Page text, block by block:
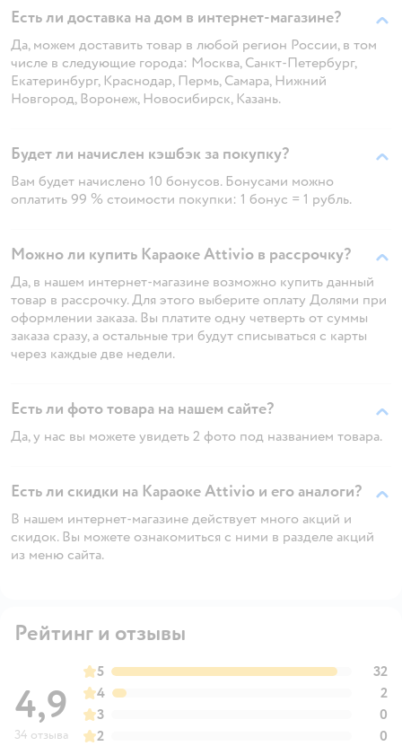
Есть ли доставка на дом в интернет-магазине?
Да, можем доставить товар в любой регион России, в том
числе в следующие города: Москва, Санкт-Петербург,
Екатеринбург, Краснодар, Пермь, Самара, Нижний
Новгород, Воронеж, Новосибирск, Казань.
Будет ли начислен кэшбэк за покупку?
Вам будет начислено 10 бонусов. Бонусами можно
оплатить 99 % стоимости покупки: 1 бонус = 1 рубль.
Можно ли купить Караоке Attivio в рассрочку?
Да, в нашем интернет-магазине возможно купить данный
товар в рассрочку. Для этого выберите оплату Долями при
оформлении заказа. Вы платите одну четверть от суммы
заказа сразу, а остальные три будут списываться с карты
через каждые две недели.
Есть ли фото товара на нашем сайте?
Да, у нас вы можете увидеть 2 фото под названием товара.
Есть ли скидки на Караоке Attivio и его аналоги?
В нашем интернет-магазине действует много акций и
скидок. Вы можете ознакомиться с ними в разделе акций
из меню сайта.
Рейтинг и отзывы
4,9
34 отзыва
5
32
4
2
3
0
2
0